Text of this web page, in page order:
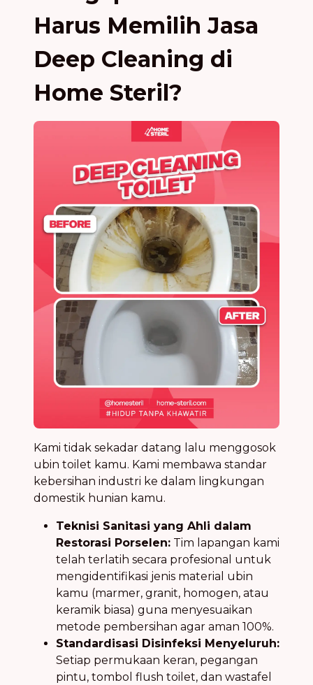
Harus Memilih Jasa
Deep Cleaning di
Home Steril?
Kami tidak sekadar datang lalu menggosok
ubin toilet kamu. Kami membawa standar
kebersihan industri ke dalam lingkungan
domestik hunian kamu.
Teknisi Sanitasi yang Ahli dalam
Restorasi Porselen: Tim lapangan kami
telah terlatih secara profesional untuk
mengidentifikasi jenis material ubin
kamu (marmer, granit, homogen, atau
keramik biasa) guna menyesuaikan
metode pembersihan agar aman 100%.
Standardisasi Disinfeksi Menyeluruh:
Setiap permukaan keran, pegangan
pintu, tombol flush toilet, dan wastafel